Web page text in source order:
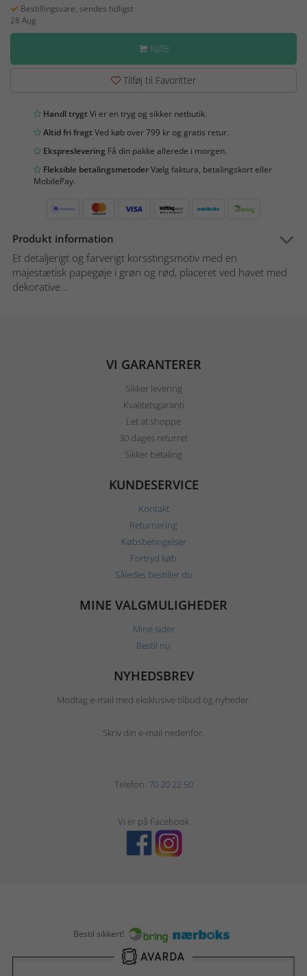
Bestillingsvare, sendes tidligst
28 Aug
KØB
Tilføj til Favoritter
Handl trygtVi er en tryg og sikker netbutik.
Altid fri fragtVed køb over 799 kr og gratis retur.
Ekspreslevering Få din pakke allerede i morgen.
Fleksible betalingsmetoderVælg faktura, betalingskort eller
MobilePay.
Produkt information
Et detaljerigt og farverigt korsstingsmotiv med en
majestætisk papegøje i grøn og rød, placeret ved havet med
dekorative...
VI GARANTERER
Sikker levering
Kvalitetsgaranti
Let at shoppe
30 dages returret
Sikker betaling
KUNDESERVICE
Kontakt
Returnering
Købsbetingelser
Fortryd køb
Således bestiller du
MINE VALGMULIGHEDER
Mine sider
Bestil nu
NYHEDSBREV
Modtag e-mail med eksklusive tilbud og nyheder.
Skriv din e-mail nedenfor.
Telefon: 70 20 22 50
Vi er på Facebook
Bestil sikkert!